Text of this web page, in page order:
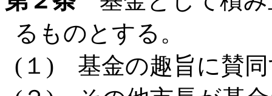
るものとする。
(１) 基金の趣旨に賛同